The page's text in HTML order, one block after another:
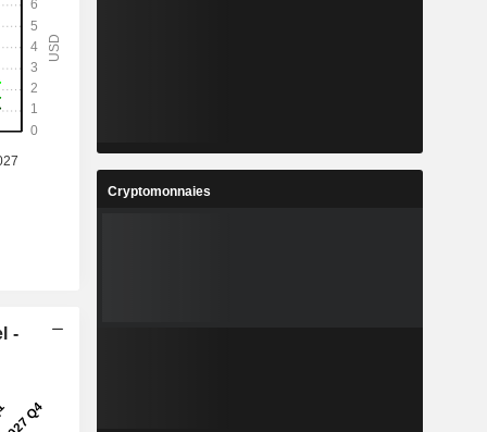
-
Cryptomonnaies